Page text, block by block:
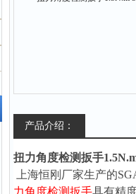
产品介绍：
扭力角度检测扳手
上海恒刚厂家生产的
力角度检测扳手具有精